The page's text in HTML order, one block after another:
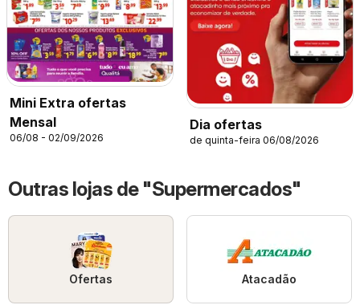
Mini Extra ofertas
Mensal
06/08 - 02/09/2026
Dia ofertas
de quinta-feira 06/08/2026
Outras lojas de "Supermercados"
Ofertas Atacadão